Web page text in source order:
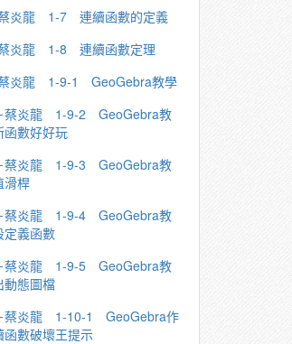
炎龍 1-7 連續函數的定義
炎龍 1-8 連續函數定理
炎龍 1-9-1 GeoGebra教學
蔡炎龍 1-9-2 GeoGebra教
數好好玩
蔡炎龍 1-9-3 GeoGebra教
桿
蔡炎龍 1-9-4 GeoGebra教
義函數
蔡炎龍 1-9-5 GeoGebra教
態圖檔
蔡炎龍 1-10-1 GeoGebra作
數破壞王提示